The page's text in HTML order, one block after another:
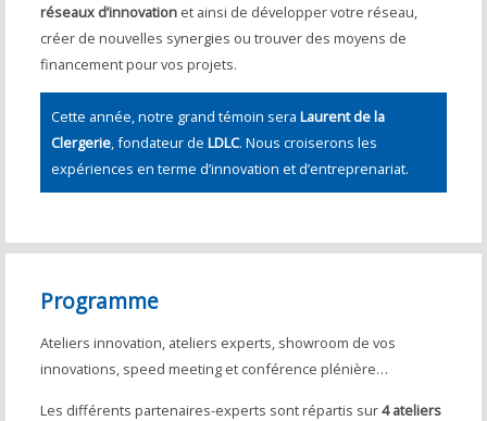
réseaux d’innovation et ainsi de développer votre réseau,
créer de nouvelles synergies ou trouver des moyens de
financement pour vos projets.
Cette année, notre grand témoin sera Laurent de la
Clergerie, fondateur de LDLC. Nous croiserons les
expériences en terme d’innovation et d’entreprenariat.
Programme
Ateliers innovation, ateliers experts, showroom de vos
innovations, speed meeting et conférence plénière…
Les différents partenaires-experts sont répartis sur4 ateliers